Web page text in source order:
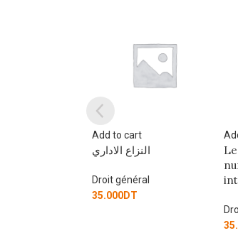
Add to cart
Le droit
intéraction?